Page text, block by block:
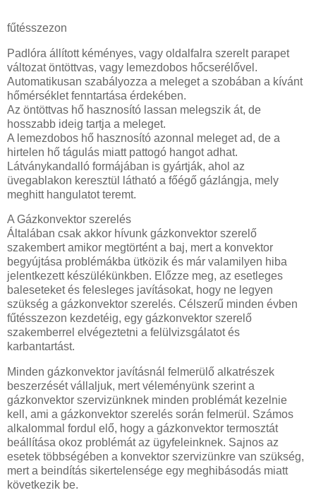
fűtésszezon
Padlóra állított kéményes, vagy oldalfalra szerelt parapet
változat öntöttvas, vagy lemezdobos hőcserélővel.
Automatikusan szabályozza a meleget a szobában a kívánt
hőmérséklet fenntartása érdekében.
Az öntöttvas hő hasznosító lassan melegszik át, de
hosszabb ideig tartja a meleget.
A lemezdobos hő hasznosító azonnal meleget ad, de a
hirtelen hő tágulás miatt pattogó hangot adhat.
Látványkandalló formájában is gyártják, ahol az
üvegablakon keresztül látható a főégő gázlángja, mely
meghitt hangulatot teremt.
A Gázkonvektor szerelés
Általában csak akkor hívunk gázkonvektor szerelő
szakembert amikor megtörtént a baj, mert a konvektor
begyújtása problémákba ütközik és már valamilyen hiba
jelentkezett készülékünkben. Előzze meg, az esetleges
baleseteket és felesleges javításokat, hogy ne legyen
szükség a gázkonvektor szerelés. Célszerű minden évben
fűtésszezon kezdetéig, egy gázkonvektor szerelő
szakemberrel elvégeztetni a felülvizsgálatot és
karbantartást.
Minden gázkonvektor javításnál felmerülő alkatrészek
beszerzését vállaljuk, mert véleményünk szerint a
gázkonvektor szervizünknek minden problémát kezelnie
kell, ami a gázkonvektor szerelés során felmerül. Számos
alkalommal fordul elő, hogy a gázkonvektor termosztát
beállítása okoz problémát az ügyfeleinknek. Sajnos az
esetek többségében a konvektor szervizünkre van szükség,
mert a beindítás sikertelensége egy meghibásodás miatt
következik be.